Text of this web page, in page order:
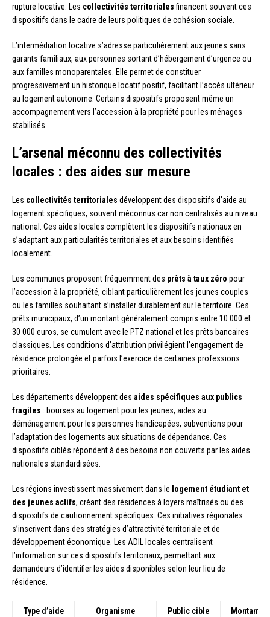
rupture locative. Les collectivités territorialesfinancent souvent ces
dispositifs dans le cadre de leurs politiques de cohésion sociale.
L’intermédiation locative s’adresse particulièrement aux jeunes sans
garants familiaux, aux personnes sortant d’hébergement d’urgence ou
aux familles monoparentales. Elle permet de constituer
progressivement un historique locatif positif, facilitant l’accès ultérieur
au logement autonome. Certains dispositifs proposent même un
accompagnement vers l’accession à la propriété pour les ménages
stabilisés.
L’arsenal méconnu des collectivités
locales : des aides sur mesure
Les collectivités territoriales développent des dispositifs d’aide au
logement spécifiques, souvent méconnus car non centralisés au niveau
national. Ces aides locales complètent les dispositifs nationaux en
s’adaptant aux particularités territoriales et aux besoins identifiés
localement.
Les communes proposent fréquemment des prêts à taux zéro pour
l’accession à la propriété, ciblant particulièrement les jeunes couples
ou les familles souhaitant s’installer durablement sur le territoire. Ces
prêts municipaux, d’un montant généralement compris entre 10 000 et
30 000 euros, se cumulent avec le PTZ national et les prêts bancaires
classiques. Les conditions d’attribution privilégient l’engagement de
résidence prolongée et parfois l’exercice de certaines professions
prioritaires.
Les départements développent des aides spécifiques aux publics
fragiles : bourses au logement pour les jeunes, aides au
déménagement pour les personnes handicapées, subventions pour
l’adaptation des logements aux situations de dépendance. Ces
dispositifs ciblés répondent à des besoins non couverts par les aides
nationales standardisées.
Les régions investissent massivement dans le logement étudiant et
des jeunes actifs, créant des résidences à loyers maîtrisés ou des
dispositifs de cautionnement spécifiques. Ces initiatives régionales
s’inscrivent dans des stratégies d’attractivité territoriale et de
développement économique. Les ADIL locales centralisent
l’information sur ces dispositifs territoriaux, permettant aux
demandeurs d’identifier les aides disponibles selon leur lieu de
résidence.
Type d’aide
Organisme
Public cible Montant